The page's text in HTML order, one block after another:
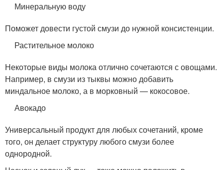
Минеральную воду
Поможет довести густой смузи до нужной консистенции.
Растительное молоко
Некоторые виды молока отлично сочетаются с овощами.
Например, в смузи из тыквы можно добавить
миндальное молоко, а в морковный — кокосовое.
Авокадо
Универсальный продукт для любых сочетаний, кроме
того, он делает структуру любого смузи более
однородной.